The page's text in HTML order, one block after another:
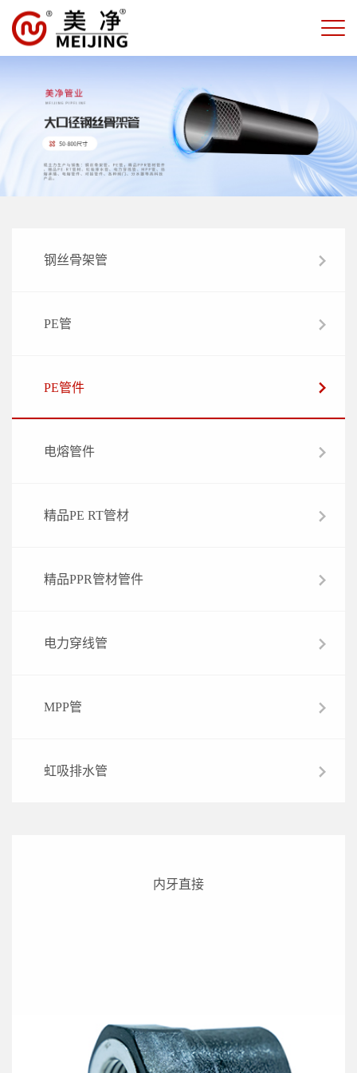
钢丝骨架管
PE管
PE管件
电熔管件
精品PE RT管材
精品PPR管材管件
电力穿线管
MPP管
虹吸排水管
内牙直接